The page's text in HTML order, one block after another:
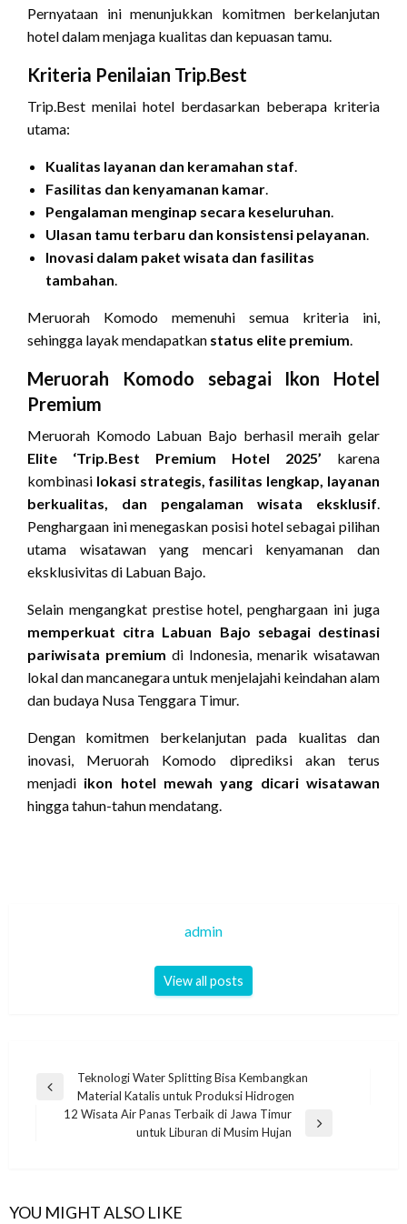
Pernyataan ini menunjukkan komitmen berkelanjutan
hotel dalam menjaga kualitas dan kepuasan tamu.
Kriteria Penilaian Trip.Best
Trip.Best menilai hotel berdasarkan beberapa kriteria
utama:
Kualitas layanan dan keramahan staf.
Fasilitas dan kenyamanan kamar.
Pengalaman menginap secara keseluruhan.
Ulasan tamu terbaru dan konsistensi pelayanan.
Inovasi dalam paket wisata dan fasilitas
tambahan.
Meruorah Komodo memenuhi semua kriteria ini,
sehingga layak mendapatkan status elite premium.
Meruorah Komodo sebagai Ikon Hotel
Premium
Meruorah Komodo Labuan Bajo berhasil meraih gelar
Elite ‘Trip.Best Premium Hotel 2025’ karena
kombinasi lokasi strategis, fasilitas lengkap, layanan
berkualitas, dan pengalaman wisata eksklusif.
Penghargaan ini menegaskan posisi hotel sebagai pilihan
utama wisatawan yang mencari kenyamanan dan
eksklusivitas di Labuan Bajo.
Selain mengangkat prestise hotel, penghargaan ini juga
memperkuat citra Labuan Bajo sebagai destinasi
pariwisata premium di Indonesia, menarik wisatawan
lokal dan mancanegara untuk menjelajahi keindahan alam
dan budaya Nusa Tenggara Timur.
Dengan komitmen berkelanjutan pada kualitas dan
inovasi, Meruorah Komodo diprediksi akan terus
menjadi ikon hotel mewah yang dicari wisatawan
hingga tahun-tahun mendatang.
admin
View all posts
Navigasi
Previous
Teknologi Water Splitting Bisa Kembangkan
Material Katalis untuk Produksi Hidrogen
12 Wisata Air Panas Terbaik di Jawa Timur
untuk Liburan di Musim Hujan
YOU MIGHT ALSO LIKE